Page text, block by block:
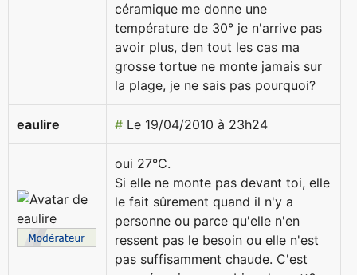
céramique me donne une
température de 30° je n'arrive pas
avoir plus, den tout les cas ma
grosse tortue ne monte jamais sur
la plage, je ne sais pas pourquoi?
eaulire # Le 19/04/2010 à 23h24
oui 27°C.
Si elle ne monte pas devant toi, elle
le fait sûrement quand il n'y a
personne ou parce qu'elle n'en
ressent pas le besoin ou elle n'est
pas suffisamment chaude. C'est